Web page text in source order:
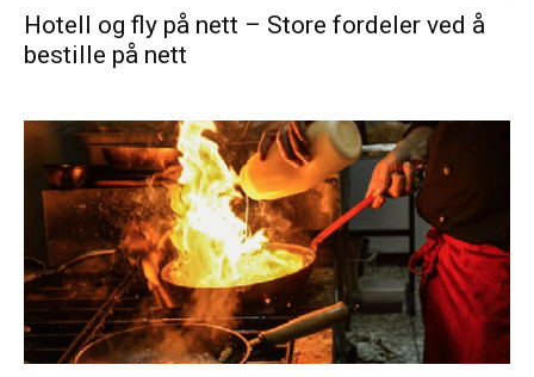
Hotell og fly på nett – Store fordeler ved å
bestille på nett